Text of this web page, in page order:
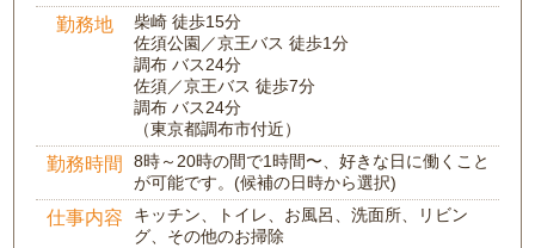
勤務地
柴崎 徒歩15分
佐須公園／京王バス 徒歩1分
調布 バス24分
佐須／京王バス 徒歩7分
調布 バス24分
（東京都調布市付近）
勤務時間
8時～20時の間で1時間〜、好きな日に働くこと
が可能です。(候補の日時から選択)
仕事内容
キッチン、トイレ、お風呂、洗面所、リビン
グ、その他のお掃除